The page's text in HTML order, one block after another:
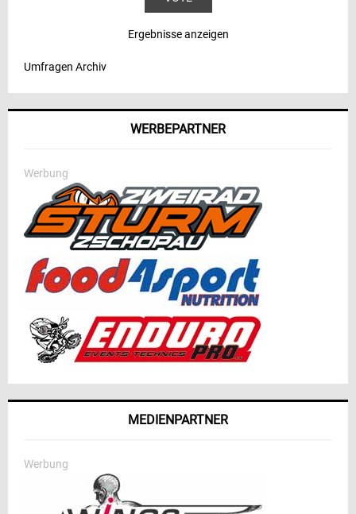
Ergebnisse anzeigen
Umfragen Archiv
WERBEPARTNER
Werbung
MEDIENPARTNER
Werbung